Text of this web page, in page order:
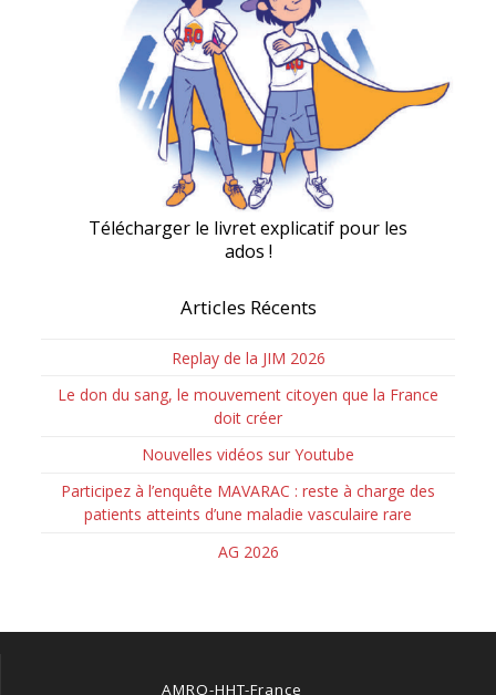
Télécharger le livret explicatif pour les
ados !
Articles Récents
Replay de la JIM 2026
Le don du sang, le mouvement citoyen que la France
doit créer
Nouvelles vidéos sur Youtube
Participez à l’enquête MAVARAC : reste à charge des
patients atteints d’une maladie vasculaire rare
AG 2026
AMRO-HHT-France